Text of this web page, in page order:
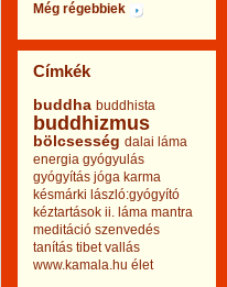
Még régebbiek
Címkék
buddha buddhista
buddhizmus
bölcsesség dalai láma
energia gyógyulás
gyógyítás jóga karma
késmárki lászló:gyógyító
kéztartások ii. láma mantra
meditáció szenvedés
tanítás tibet vallás
www.kamala.hu élet